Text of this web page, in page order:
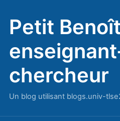
Petit
chercheur
Un blog utilisant blogs.univ-